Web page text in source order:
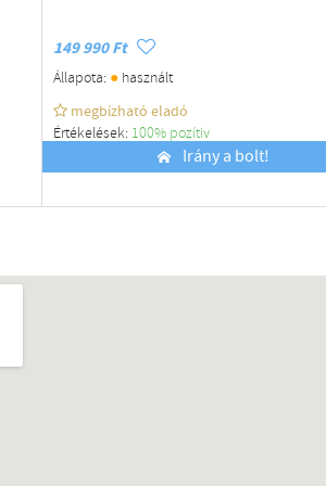
149 990 Ft
Állapota: ●használt
megbízható eladó
Értékelések: 100% pozítiv
Irány a bolt!